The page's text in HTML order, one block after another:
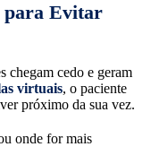
para Evitar
chegam cedo e geram
virtuais, o paciente
próximo da sua vez.
onde for mais